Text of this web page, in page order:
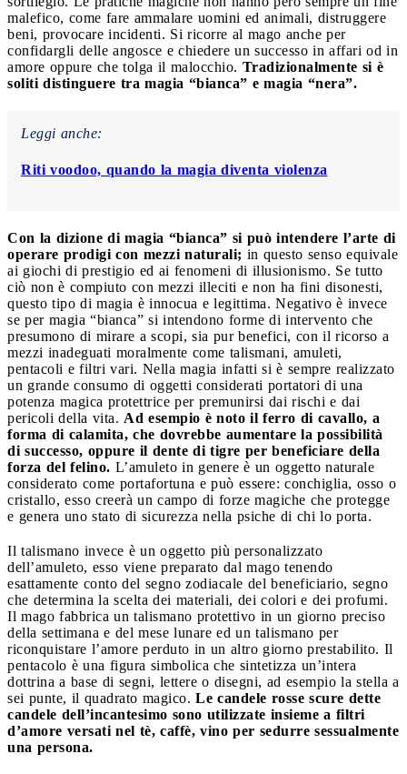
malefico, come fare ammalare uomini ed animali, distruggere
beni, provocare incidenti. Si ricorre al mago anche per
confidargli delle angosce e chiedere un successo in affari od in
amore oppure che tolga il malocchio. Tradizionalmente si è
soliti distinguere tra magia “bianca” e magia “nera”.
Leggi anche:
Riti voodoo, quando la magia diventa violenza
Con la dizione di magia “bianca” si può intendere l’arte di
operare prodigi con mezzi naturali; in questo senso equivale
ai giochi di prestigio ed ai fenomeni di illusionismo. Se tutto
ciò non è compiuto con mezzi illeciti e non ha fini disonesti,
questo tipo di magia è innocua e legittima. Negativo è invece
se per magia “bianca” si intendono forme di intervento che
presumono di mirare a scopi, sia pur benefici, con il ricorso a
mezzi inadeguati moralmente come talismani, amuleti,
pentacoli e filtri vari. Nella magia infatti si è sempre realizzato
un grande consumo di oggetti considerati portatori di una
potenza magica protettrice per premunirsi dai rischi e dai
pericoli della vita. Ad esempio è noto il ferro di cavallo, a
forma di calamita, che dovrebbe aumentare la possibilità
di successo, oppure il dente di tigre per beneficiare della
forza del felino. L’amuleto in genere è un oggetto naturale
considerato come portafortuna e può essere: conchiglia, osso o
cristallo, esso creerà un campo di forze magiche che protegge
e genera uno stato di sicurezza nella psiche di chi lo porta.
Il talismano invece è un oggetto più personalizzato
dell’amuleto, esso viene preparato dal mago tenendo
esattamente conto del segno zodiacale del beneficiario, segno
che determina la scelta dei materiali, dei colori e dei profumi.
Il mago fabbrica un talismano protettivo in un giorno preciso
della settimana e del mese lunare ed un talismano per
riconquistare l’amore perduto in un altro giorno prestabilito. Il
pentacolo è una figura simbolica che sintetizza un’intera
dottrina a base di segni, lettere o disegni, ad esempio la stella a
sei punte, il quadrato magico. Le candele rosse scure dette
candele dell’incantesimo sono utilizzate insieme a filtri
d’amore versati nel tè, caffè, vino per sedurre sessualmente
una persona.